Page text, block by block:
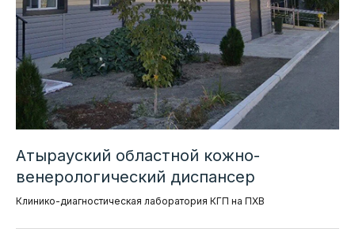
Атырауский областной кожно-
венерологический диспансер
Клинико-диагностическая лаборатория КГП на ПХВ